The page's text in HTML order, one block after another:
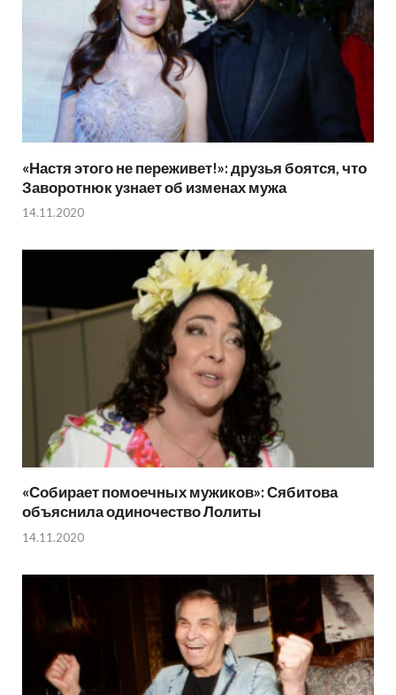
«Настя этого не переживет!»: друзья боятся, что
Заворотнюк узнает об изменах мужа
14.11.2020
«Собирает помоечных мужиков»: Сябитова
объяснила одиночество Лолиты
14.11.2020